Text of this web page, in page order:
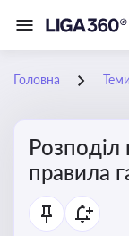
Головна
Розподіл
правила